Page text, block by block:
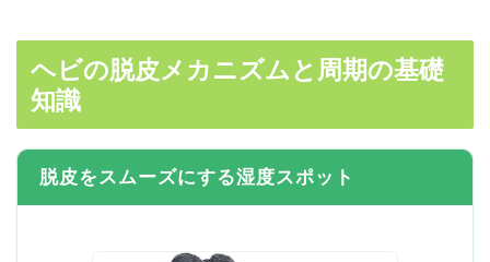
ヘビの脱皮メカニズムと周期の基礎
知識
脱皮をスムーズにする湿度スポット